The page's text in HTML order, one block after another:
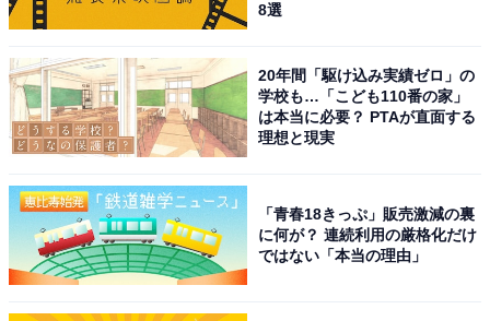
8選
20年間「駆け込み実績ゼロ」の
学校も…「こども110番の家」
は本当に必要？ PTAが直面する
理想と現実
「青春18きっぷ」販売激減の裏
に何が？ 連続利用の厳格化だけ
ではない「本当の理由」